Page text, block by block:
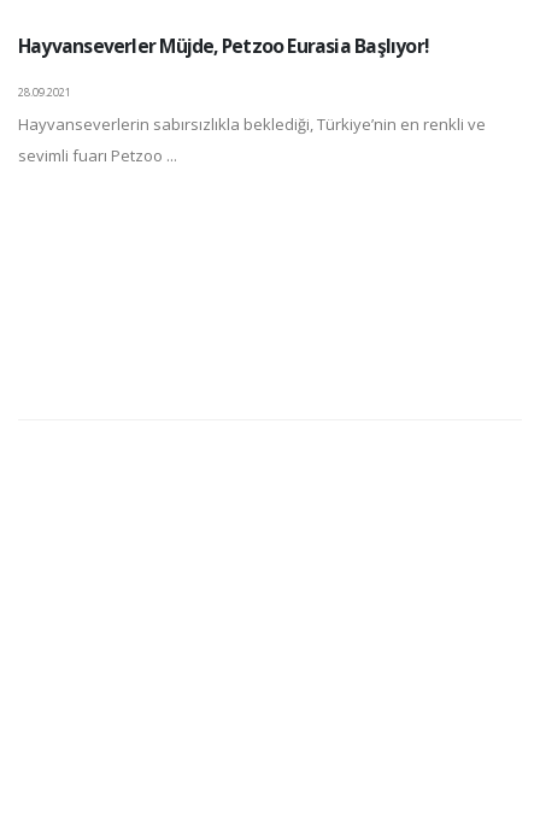
Hayvanseverler Müjde, Petzoo Eurasia Başlıyor!
28.09.2021
Hayvanseverlerin sabırsızlıkla beklediği, Türkiye’nin en renkli ve
sevimli fuarı Petzoo ...